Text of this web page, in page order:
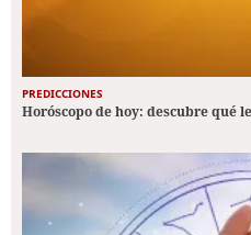
PREDICCIONES
Horóscopo de hoy: descubre qué